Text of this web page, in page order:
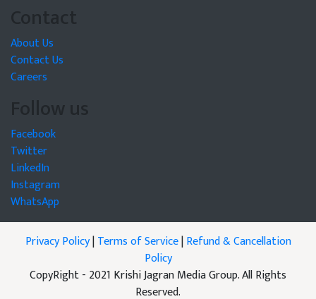
Contact
About Us
Contact Us
Careers
Follow us
Facebook
Twitter
LinkedIn
Instagram
WhatsApp
Privacy Policy|Terms of Service|Refund & Cancellation
Policy
CopyRight - 2021 Krishi Jagran Media Group. All Rights
Reserved.